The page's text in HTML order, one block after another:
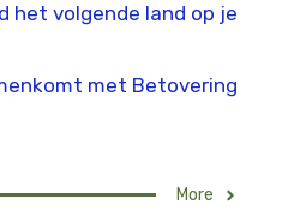
het volgende land op je
met Betovering
More